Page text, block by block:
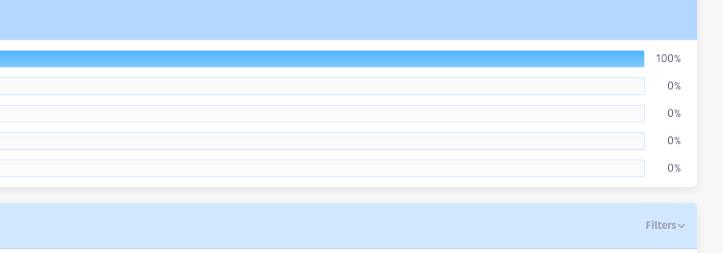
100%
0%
0%
0%
0%
Filters